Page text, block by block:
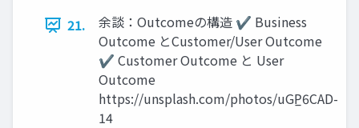
21.
余談：Outcomeの構造 ✔ Business
Outcome とCustomer/User Outcome
✔ Customer Outcome と User
Outcome
https://unsplash.com/photos/uGP̲6CAD-
14